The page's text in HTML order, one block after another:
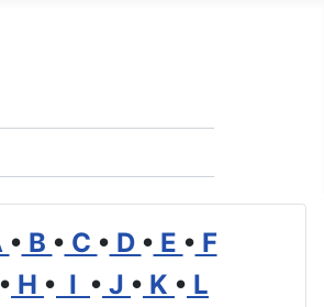
• B • C • D • E • F
• H • I • J • K • L